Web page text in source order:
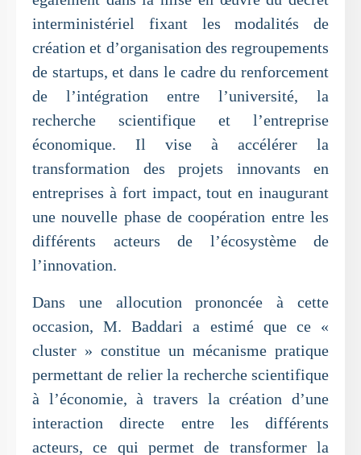
interministériel fixant les modalités de
création et d’organisation des regroupements
de startups, et dans le cadre du renforcement
de l’intégration entre l’université, la
recherche scientifique et l’entreprise
économique. Il vise à accélérer la
transformation des projets innovants en
entreprises à fort impact, tout en inaugurant
une nouvelle phase de coopération entre les
différents acteurs de l’écosystème de
l’innovation.
Dans une allocution prononcée à cette
occasion, M. Baddari a estimé que ce «
cluster » constitue un mécanisme pratique
permettant de relier la recherche scientifique
à l’économie, à travers la création d’une
interaction directe entre les différents
acteurs, ce qui permet de transformer la